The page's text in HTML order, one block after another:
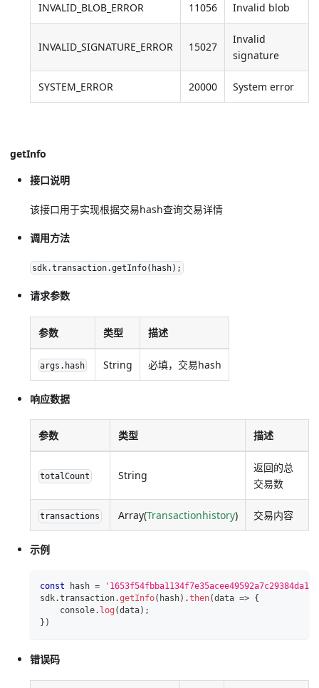
INVALID_BLOB_ERROR 11056 Invalid blob
INVALID_SIGNATURE_ERROR 15027
Invalid
signature
SYSTEM_ERROR 20000 System error
getInfo
接口说明
该接口用于实现根据交易hash查询交易详情
调用方法
sdk.transaction.getInfo(hash);
请求参数
参数 类型 描述
args.hash String 必填，交易hash
响应数据
参数 类型 描述
totalCount String
返回的总
交易数
transactions Array(Transactionhistory) 交易内容
示例
const hash =
sdk.transaction.getInfo( hash) .then(data => {
console. log (data) ;
} )
错误码